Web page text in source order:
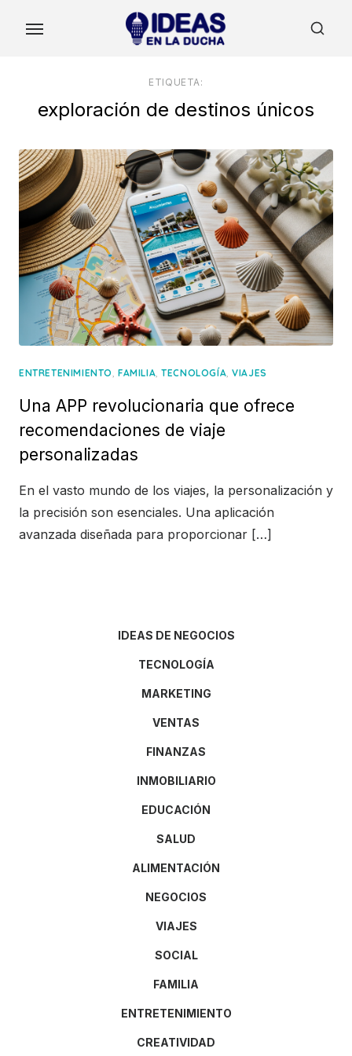
ETIQUETA:
exploración de destinos únicos
ENTRETENIMIENTO, FAMILIA,TECNOLOGÍA,VIAJES
Una APP revolucionaria que ofrece
recomendaciones de viaje
personalizadas
En el vasto mundo de los viajes, la personalización y
la precisión son esenciales. Una aplicación
avanzada diseñada para proporcionar […]
IDEAS DE NEGOCIOS
TECNOLOGÍA
MARKETING
VENTAS
FINANZAS
INMOBILIARIO
EDUCACIÓN
SALUD
ALIMENTACIÓN
NEGOCIOS
VIAJES
SOCIAL
FAMILIA
ENTRETENIMIENTO
CREATIVIDAD